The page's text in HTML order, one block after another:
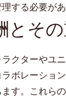
する必要があ
とそ
クターやユ
ボレーショ
す。これら